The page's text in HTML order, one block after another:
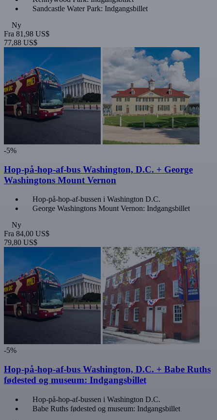
Sandcastle Water Park: Indgangsbillet
Ny
Fra 81,98 US$
77,88 US$
-5%
Hop-på-hop-af-bus Washington, D.C. + George
Washingtons Mount Vernon
Hop-på-hop-af-bussen i Washington D.C.
George Washingtons Mount Vernon: Indgangsbillet
Ny
Fra 84,00 US$
79,80 US$
-5%
Hop-på-hop-af-bus Washington, D.C. + Babe Ruths
fødested og museum: Indgangsbillet
Hop-på-hop-af-bussen i Washington D.C.
Babe Ruths fødested og museum: Indgangsbillet